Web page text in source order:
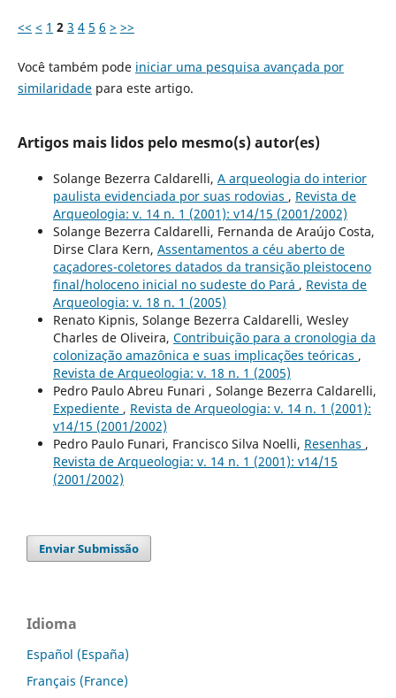
<< < 1 2 3 4 5 6 > >>
Você também pode iniciar uma pesquisa avançada por
similaridadepara este artigo.
Artigos mais lidos pelo mesmo(s) autor(es)
Solange Bezerra Caldarelli, A arqueologia do interior
paulista evidenciada por suas rodovias , Revista de
Arqueologia: v. 14 n. 1 (2001): v14/15 (2001/2002)
Solange Bezerra Caldarelli, Fernanda de Araújo Costa,
Dirse Clara Kern, Assentamentos a céu aberto de
caçadores-coletores datados da transição pleistoceno
final/holoceno inicial no sudeste do Pará , Revista de
Arqueologia: v. 18 n. 1 (2005)
Renato Kipnis, Solange Bezerra Caldarelli, Wesley
Charles de Oliveira, Contribuição para a cronologia da
colonização amazônica e suas implicações teóricas ,
Revista de Arqueologia: v. 18 n. 1 (2005)
Pedro Paulo Abreu Funari , Solange Bezerra Caldarelli,
Expediente , Revista de Arqueologia: v. 14 n. 1 (2001):
v14/15 (2001/2002)
Pedro Paulo Funari, Francisco Silva Noelli, Resenhas ,
Revista de Arqueologia: v. 14 n. 1 (2001): v14/15
(2001/2002)
Enviar Submissão
Idioma
Español (España)
Français (France)